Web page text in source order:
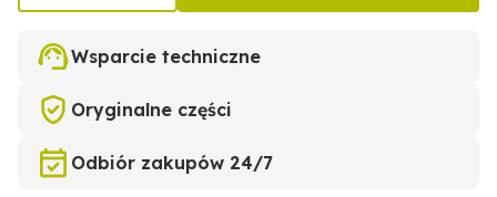
Wsparcie techniczne
Oryginalne części
Odbiór zakupów 24/7